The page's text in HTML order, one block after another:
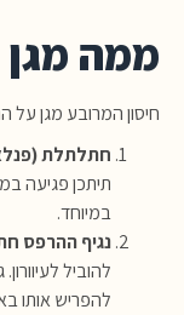
ממה מגן
חיסון המרובע מגן על
חתלתלת
תיתכן פגיעה
במיוחד.
נגיף ההרפס
להוביל
להפריש אותו